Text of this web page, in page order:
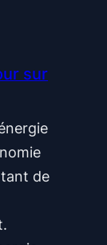
sur
de